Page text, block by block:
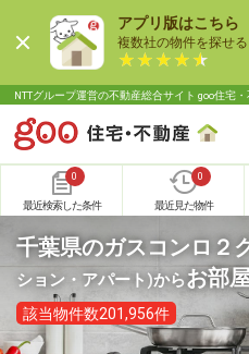
アプリ版はこちら
複数社の物件を探せる
NTTグループ運営の不動産総合サイト goo住宅
0
最近検索した条件
0
最近見た物件
千葉県のガスコンロ２
ション・アパート)からお部
該当物件数201,956件